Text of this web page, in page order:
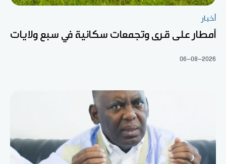
أخبار
أمطار على قرى وتجمعات سكانية في سبع ولايات
06-08-2026